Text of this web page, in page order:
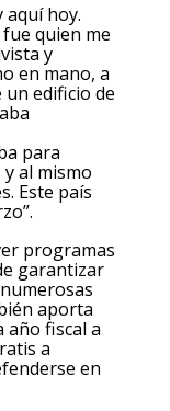
aquí hoy.
quien me
y
en mano, a
un edificio de
para
al mismo
Este país
programas
garantizar
aporta
año fiscal a
a
en